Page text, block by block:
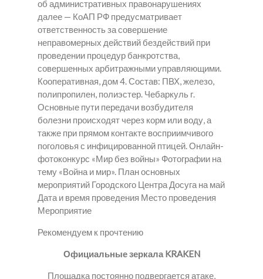
об административных правонарушениях
далее — КоАП РФ предусматривает
ответственность за совершение
неправомерных действий бездействий при
проведении процедур банкротства,
совершенных арбитражными управляющими.
Кооперативная, дом 4. Состав: ПВХ, железо,
полипропилен, полиэстер. Чебаркуль г.
Основные пути передачи возбудителя
болезни происходят через корм или воду, а
также при прямом контакте восприимчивого
поголовья с инфицированной птицей. Онлайн-
фотоконкурс «Мир без войны» Фотографии на
тему «Война и мир». План основных
мероприятий Городского Центра Досуга на май
Дата и время проведения Место проведения
Мероприятие
Рекомендуем к прочтению
Официальные зеркала KRAKEN
Площадка постоянно подвергается атаке,